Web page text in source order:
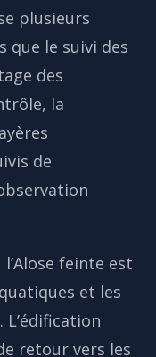
plusieurs
que le suivi des
des
la
de
feinte est
et les
retour vers les